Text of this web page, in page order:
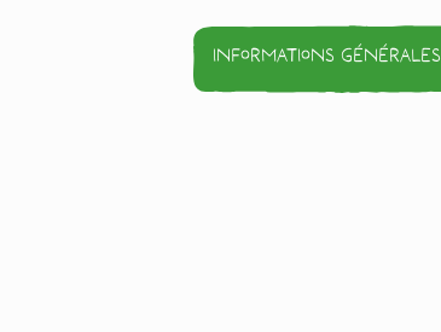
Informations générales